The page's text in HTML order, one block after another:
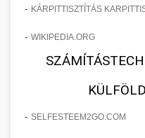
- KÁRPITTISZTÍTÁS
- WIKIPEDIA.ORG
- SELFESTEEM2GO.COM